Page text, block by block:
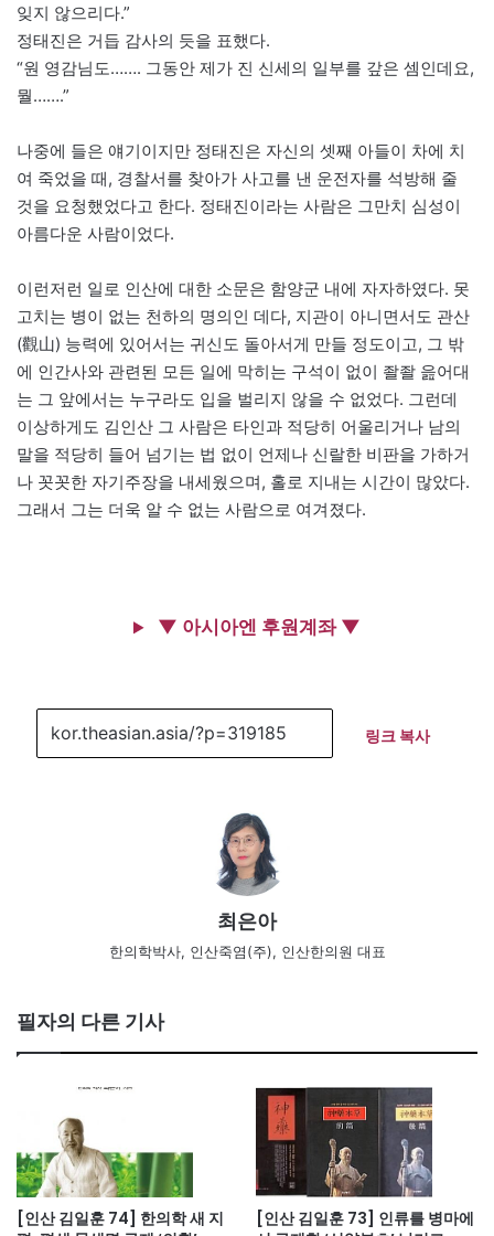
잊지 않으리다.”
정태진은 거듭 감사의 듯을 표했다.
“원 영감님도……. 그동안 제가 진 신세의 일부를 갚은 셈인데요,
뭘…….”
나중에 들은 얘기이지만 정태진은 자신의 셋째 아들이 차에 치
여 죽었을 때, 경찰서를 찾아가 사고를 낸 운전자를 석방해 줄
것을 요청했었다고 한다. 정태진이라는 사람은 그만치 심성이
아름다운 사람이었다.
이런저런 일로 인산에 대한 소문은 함양군 내에 자자하였다. 못
고치는 병이 없는 천하의 명의인 데다, 지관이 아니면서도 관산
(觀山) 능력에 있어서는 귀신도 돌아서게 만들 정도이고, 그 밖
에 인간사와 관련된 모든 일에 막히는 구석이 없이 좔좔 읊어대
는 그 앞에서는 누구라도 입을 벌리지 않을 수 없었다. 그런데
이상하게도 김인산 그 사람은 타인과 적당히 어울리거나 남의
말을 적당히 들어 넘기는 법 없이 언제나 신랄한 비판을 가하거
나 꼿꼿한 자기주장을 내세웠으며, 홀로 지내는 시간이 많았다.
그래서 그는 더욱 알 수 없는 사람으로 여겨졌다.
▼ 아시아엔 후원계좌 ▼
링크 복사
최은아
한의학박사, 인산죽염(주), 인산한의원 대표
필자의 다른 기사
[인산 김일훈 74] 한의학 새 지
[인산 김일훈 73] 인류를 병마에